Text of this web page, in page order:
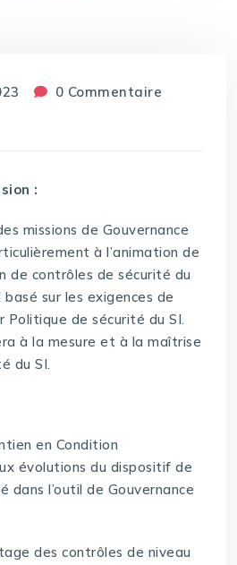
0 Commentaire
:
missions de Gouvernance
à l’animation de
de contrôles de sécurité du
sur les exigences de
Politique de sécurité du SI.
à la mesure et à la maîtrise
du SI.
en Condition
évolutions du dispositif de
dans l’outil de Gouvernance
des contrôles de niveau